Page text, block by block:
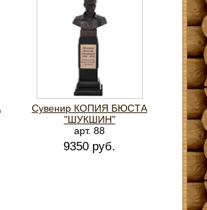
Сувенир КОПИЯ БЮСТА
"ШУКШИН"
арт. 88
9350 руб.